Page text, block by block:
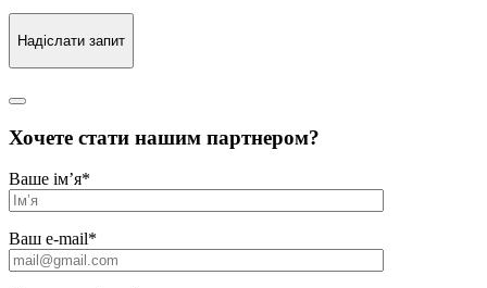
Надіслати запит
Хочете стати нашим партнером?
Ваше ім’я*
Ваш e-mail*